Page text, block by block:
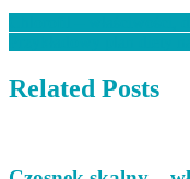
Nawigacja
wpisu
Related Posts